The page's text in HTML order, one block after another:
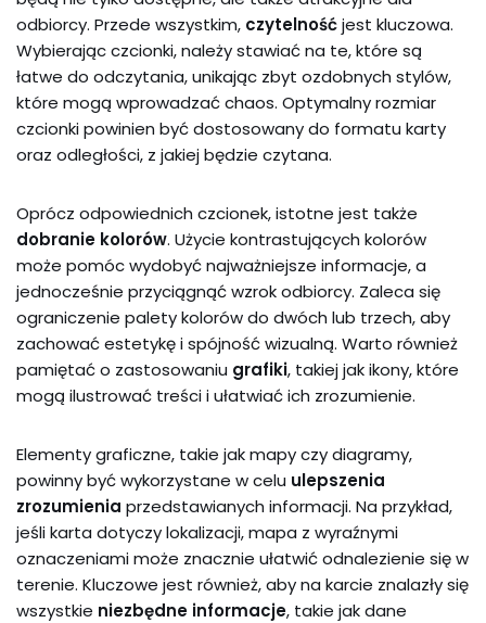
odbiorcy. Przede wszystkim, czytelnośćjest kluczowa.
Wybierając czcionki, należy stawiać na te, które są
łatwe do odczytania, unikając zbyt ozdobnych stylów,
które mogą wprowadzać chaos. Optymalny rozmiar
czcionki powinien być dostosowany do formatu karty
oraz odległości, z jakiej będzie czytana.
Oprócz odpowiednich czcionek, istotne jest także
dobranie kolorów. Użycie kontrastujących kolorów
może pomóc wydobyć najważniejsze informacje, a
jednocześnie przyciągnąć wzrok odbiorcy. Zaleca się
ograniczenie palety kolorów do dwóch lub trzech, aby
zachować estetykę i spójność wizualną. Warto również
pamiętać o zastosowaniu grafiki, takiej jak ikony, które
mogą ilustrować treści i ułatwiać ich zrozumienie.
Elementy graficzne, takie jak mapy czy diagramy,
powinny być wykorzystane w celu ulepszenia
zrozumienia przedstawianych informacji. Na przykład,
jeśli karta dotyczy lokalizacji, mapa z wyraźnymi
oznaczeniami może znacznie ułatwić odnalezienie się w
terenie. Kluczowe jest również, aby na karcie znalazły się
wszystkie niezbędne informacje, takie jak dane